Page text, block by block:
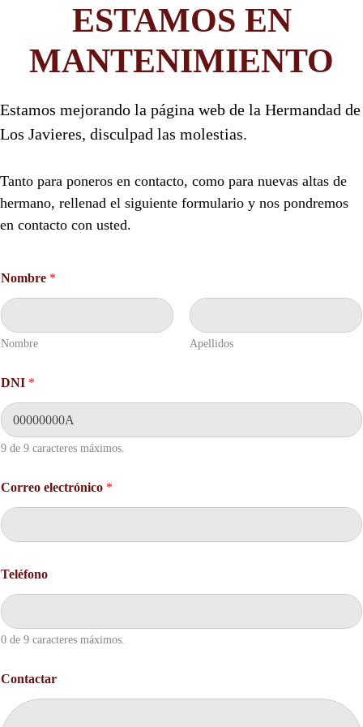
ESTAMOS EN
MANTENIMIENTO
Estamos mejorando la página web de la Hermandad de
Los Javieres, disculpad las molestias.
Tanto para poneros en contacto, como para nuevas altas de
hermano, rellenad el siguiente formulario y nos pondremos
en contacto con usted.
Nombre *
Nombre Apellidos
DNI *
9 de 9 caracteres máximos.
Correo electrónico *
o
m
b
r
e
n
Teléfono
0 de 9 caracteres máximos.
Contactar